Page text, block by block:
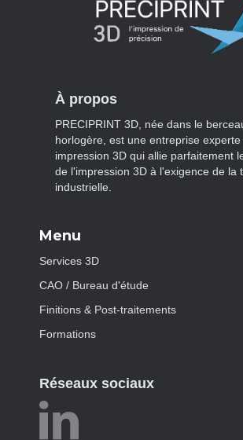
À propos
PRECIPRINT 3D, née dans le
horlogère, est une entreprise experte
impression 3D qui allie parfaitement
de l'impression 3D à l'exigence de la
industrielle.
Menu
Services 3D
CAO / Bureau d'étude
Finitions & Post-traitements
Formations
Réseaux sociaux